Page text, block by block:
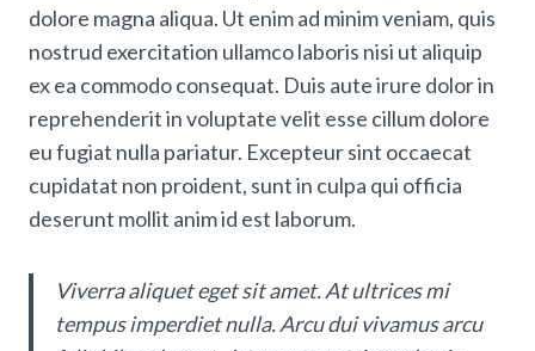
dolore magna aliqua. Ut enim ad minim veniam, quis
nostrud exercitation ullamco laboris nisi ut aliquip
ex ea commodo consequat. Duis aute irure dolor in
reprehenderit in voluptate velit esse cillum dolore
eu fugiat nulla pariatur. Excepteur sint occaecat
cupidatat non proident, sunt in culpa qui officia
deserunt mollit anim id est laborum.
Viverra aliquet eget sit amet. At ultrices mi
tempus imperdiet nulla. Arcu dui vivamus arcu